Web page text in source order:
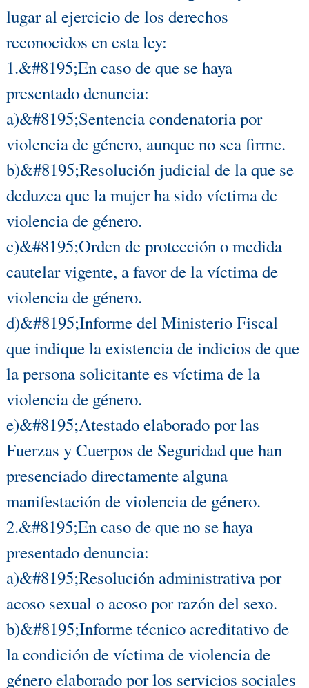
lugar al ejercicio de los derechos
reconocidos en esta ley:
1.&#8195;En caso de que se haya
presentado denuncia:
a)&#8195;Sentencia condenatoria por
violencia de género, aunque no sea firme.
b)&#8195;Resolución judicial de la que se
deduzca que la mujer ha sido víctima de
violencia de género.
c)&#8195;Orden de protección o medida
cautelar vigente, a favor de la víctima de
violencia de género.
d)&#8195;Informe del Ministerio Fiscal
que indique la existencia de indicios de que
la persona solicitante es víctima de la
violencia de género.
e)&#8195;Atestado elaborado por las
Fuerzas y Cuerpos de Seguridad que han
presenciado directamente alguna
manifestación de violencia de género.
2.&#8195;En caso de que no se haya
presentado denuncia:
a)&#8195;Resolución administrativa por
acoso sexual o acoso por razón del sexo.
b)&#8195;Informe técnico acreditativo de
la condición de víctima de violencia de
género elaborado por los servicios sociales